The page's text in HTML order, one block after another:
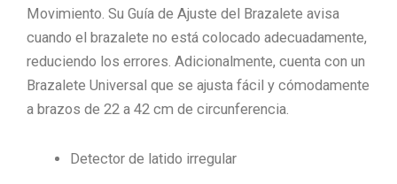
Movimiento. Su Guía de Ajuste del Brazalete avisa
cuando el brazalete no está colocado adecuadamente,
reduciendo los errores. Adicionalmente, cuenta con un
Brazalete Universal que se ajusta fácil y cómodamente
a brazos de 22 a 42 cm de circunferencia.
Detector de latido irregular